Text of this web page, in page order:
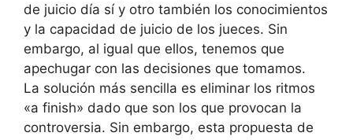
de juicio día sí y otro también los conocimientos
y la capacidad de juicio de los jueces. Sin
embargo, al igual que ellos, tenemos que
apechugar con las decisiones que tomamos.
La solución más sencilla es eliminar los ritmos
«a finish» dado que son los que provocan la
controversia. Sin embargo, esta propuesta de